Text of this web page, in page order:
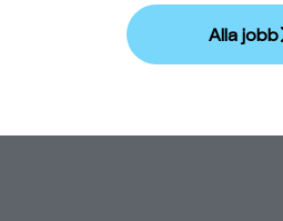
Alla jobb